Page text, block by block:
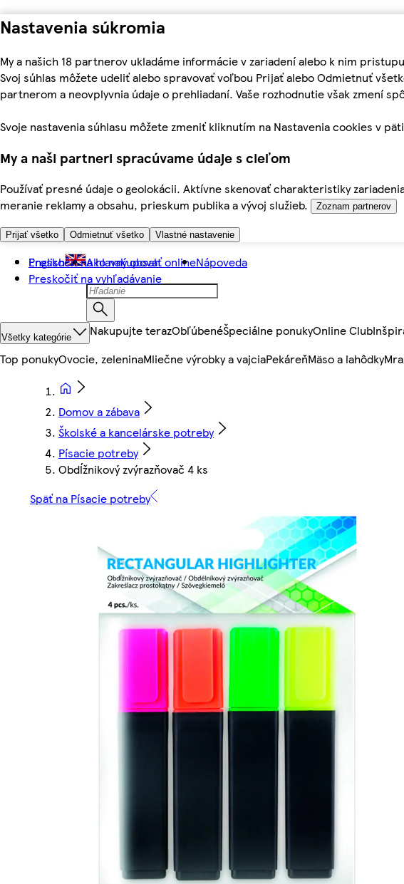
Nastavenia súkromia
My a našich 18 partnerov ukladáme informácie v zariadení alebo k nim
Svoj súhlas môžete udeliť alebo spravovať voľbou Prijať alebo Odmietnuť
partnerom a neovplyvnia údaje o prehliadaní. Vaše rozhodnutie však zmení
Svoje nastavenia súhlasu môžete zmeniť kliknutím na Nastavenia cookies v
My a naši partneri spracúvame údaje s cieľom
Používať presné údaje o geolokácii. Aktívne skenovať charakteristiky
meranie reklamy a obsahu, prieskum publika a vývoj služieb.
Zoznam partnerov
Prijať všetko Odmietnuť všetko Vlastné nastavenie
Preskočiť na hlavný obsah
Preskočiť na vyhľadávanie
English Ako nakupovať onlineNápoveda
Všetky kategórie Nakupujte terazObľúbenéŠpeciálne ponukyOnline Club
Top ponukyOvocie, zeleninaMliečne výrobky a vajciaPekáreňMäso a lahôdky
Domov a zábava
Školské a kancelárske potreby
Písacie potreby
Obdĺžnikový zvýrazňovač 4 ks
Späť na Písacie potreby